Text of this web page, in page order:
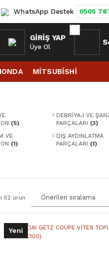
WhatsApp Destek 0505
GIRIŞ YAP
Üye Ol
MİTSUBİSHİ
(5)
DEBRİYAJ VE
PARÇALARI (3)
VE
(1)
DIŞ AYDINLATMA
PARÇALARI (1)
52 ürün
Yeni